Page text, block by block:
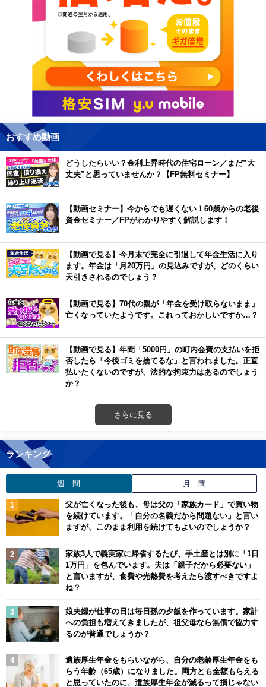
おすすめ動画
どうしたらいい？金利上昇時代の住宅ローン／まだ”大
丈夫”と思っていませんか？【FP無料セミナー】
【動画セミナー】今からでも遅くない！60歳からの老後
資金セミナー／FPがわかりやすく解説します！
【動画で見る】今月末で完全に引退して年金生活に入り
ます。年金は「月20万円」の見込みですが、どのくらい
天引きされるのでしょう？
【動画で見る】70代の親が「年金を受け取らないまま」
亡くなっていたようです。これっておかしいですか…？
【動画で見る】年間「5000円」の町内会費の支払いを拒
否したら「今後ゴミを捨てるな」と言われました。正直
払いたくないのですが、法的な拘束力はあるのでしょう
か？
さらに見る
ランキング
週 間 月 間
父が亡くなった後も、母は父の「家族カード」で買い物
を続けています。「自分の名義だから問題ない」と言い
ますが、このまま利用を続けてもよいのでしょうか？
家族3人で義実家に帰省するたび、手土産とは別に「1日
1万円」を包んでいます。夫は「親子だから必要ない」
と言いますが、食費や光熱費を考えたら渡すべきですよ
ね？
娘夫婦が仕事の日は毎日孫の夕飯を作っています。家計
への負担も増えてきましたが、祖父母なら無償で協力す
るのが普通でしょうか？
遺族厚生年金をもらいながら、自分の老齢厚生年金をも
らう年齢（65歳）になりました。両方とも全額もらえる
と思っていたのに、遺族厚生年金が減るって損じゃない